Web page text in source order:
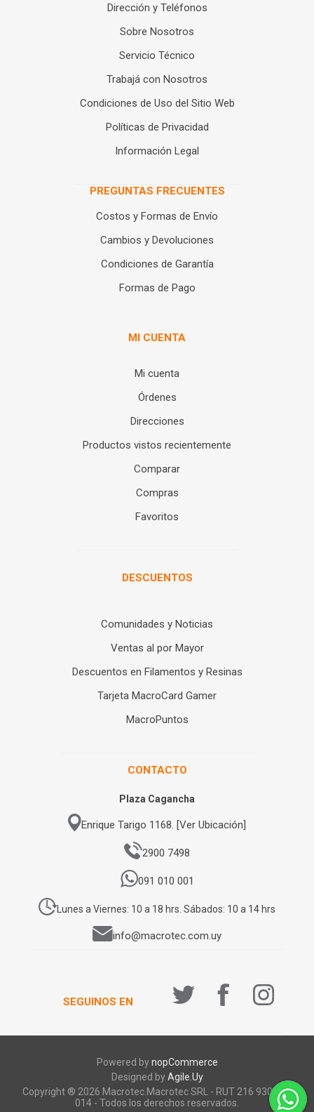
Dirección y Teléfonos
Sobre Nosotros
Servicio Técnico
Trabajá con Nosotros
Condiciones de Uso del Sitio Web
Políticas de Privacidad
Información Legal
PREGUNTAS FRECUENTES
Costos y Formas de Envío
Cambios y Devoluciones
Condiciones de Garantía
Formas de Pago
MI CUENTA
Mi cuenta
Órdenes
Direcciones
Productos vistos recientemente
Comparar
Compras
Favoritos
DESCUENTOS
Comunidades y Noticias
Ventas al por Mayor
Descuentos en Filamentos y Resinas
Tarjeta MacroCard Gamer
MacroPuntos
CONTACTO
Plaza Cagancha
Enrique Tarigo 1168. [Ver Ubicación]
2900 7498
091 010 001
Lunes a Viernes: 10 a 18 hrs. Sábados: 10 a 14 hrs
info@macrotec.com.uy
SEGUINOS EN
Powered bynopCommerce
Designed byAgile.Uy
Copyright ® 2026 Macrotec.Macrotec SRL - RUT 216 930 920
014 - Todos los derechos reservados.